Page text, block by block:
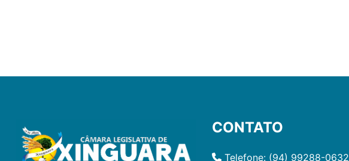
CONTATO
Telefone: (94) 99288-0632